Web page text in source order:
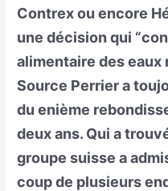
Contrex ou encore
une décision qui
alimentaire des
Source Perrier a
du enième
deux ans. Qui a
groupe suisse a
coup de plusieurs